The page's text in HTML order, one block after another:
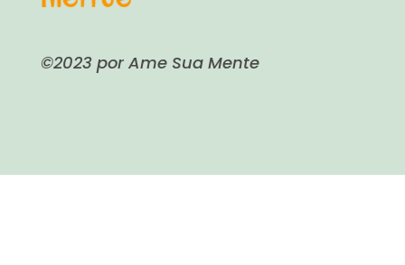
©2023 por Ame Sua Mente